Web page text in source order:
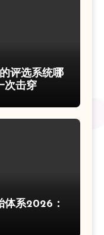
评选系统哪
次击穿
体系2026：